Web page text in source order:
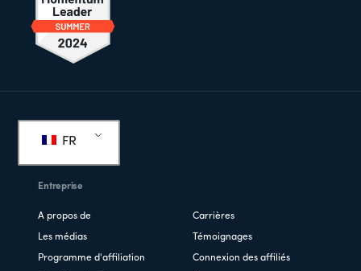
de
page
FR
Entreprise
A propos de Carrières
Les médias Témoignages
Programme d'affiliation Connexion des affiliés